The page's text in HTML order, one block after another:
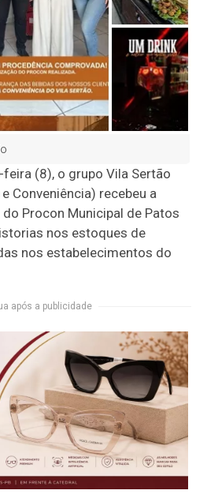
(8), o grupo Vila Sertão
Conveniência) recebeu a
Procon Municipal de Patos
nos estoques de
nos estabelecimentos do
após a publicidade